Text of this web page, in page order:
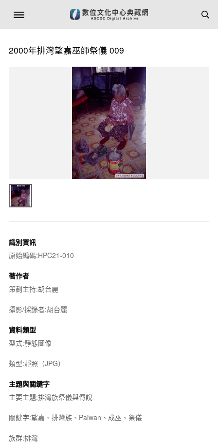
2000年排灣望嘉巫師祭儀 009
識別資訊
原始編碼:HPC21-010
著作者
策劃主持:胡台麗
攝影/採錄者:胡台麗
資料類型
型式:靜態圖像
類型:靜照（JPG）
主題與關鍵字
主要主題:排灣族祭儀與傳說
關鍵字:望嘉、排灣族、Paiwan、成巫、祭儀
族群:排灣